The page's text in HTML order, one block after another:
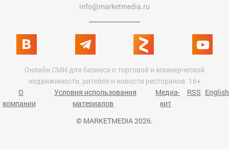
info@marketmedia.ru
Онлайн СМИ для бизнеса о торговой и коммерческой
недвижимости, ритейле и новости ресторанов. 16+
О
компании
Условия использования
материалов
Медиа-
кит
RSS English
© MARKETMEDIA 2026.